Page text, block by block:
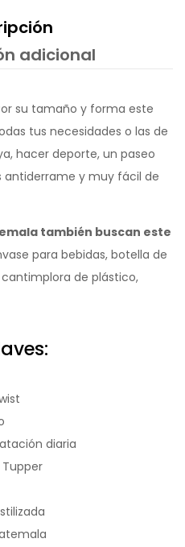
adicional
su tamaño y forma este
tus necesidades o las de
hacer deporte, un paseo
antiderrame y muy fácil de
también buscan este
para bebidas, botella de
de plástico,
diaria